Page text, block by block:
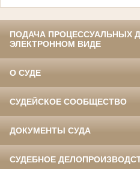
ПОДАЧА ПРОЦЕССУАЛЬНЫХ
ЭЛЕКТРОННОМ ВИДЕ
О СУДЕ
СУДЕЙСКОЕ СООБЩЕСТВО
ДОКУМЕНТЫ СУДА
СУДЕБНОЕ